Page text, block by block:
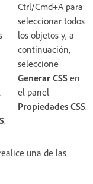
.
Ctrl/Cmd+A para
seleccionar todos
los objetos y, a
continuación,
seleccione
Generar CSS en
el panel
Propiedades CSS.
una de las